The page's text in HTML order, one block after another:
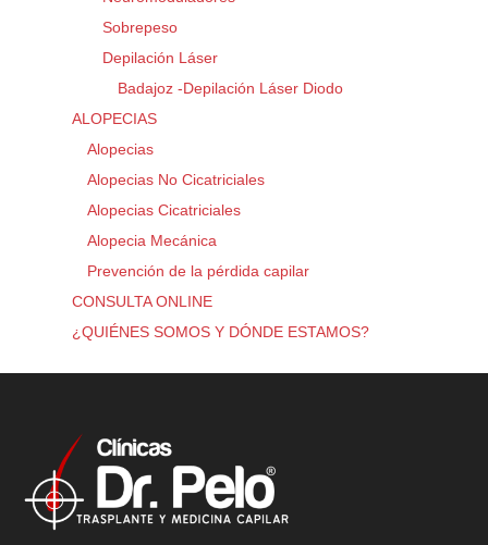
Sobrepeso
Depilación Láser
Badajoz -Depilación Láser Diodo
ALOPECIAS
Alopecias
Alopecias No Cicatriciales
Alopecias Cicatriciales
Alopecia Mecánica
Prevención de la pérdida capilar
CONSULTA ONLINE
¿QUIÉNES SOMOS Y DÓNDE ESTAMOS?